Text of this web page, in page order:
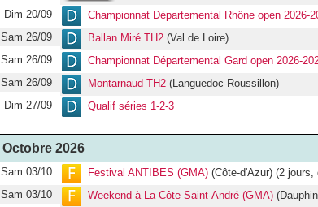
Dim 20/09 Championnat Départemental Rhône open 2026-
Sam 26/09
Ballan Miré TH2 (Val de Loire)
Sam 26/09
Championnat Départemental Gard open 2026-
Sam 26/09
Montarnaud TH2 (Languedoc-Roussillon)
Dim 27/09
Qualif séries 1-2-3
Octobre 2026
Sam 03/10 Festival ANTIBES (GMA) (Côte-d'Azur) (2 jours,
Sam 03/10
Weekend à La Côte Saint-André (GMA)